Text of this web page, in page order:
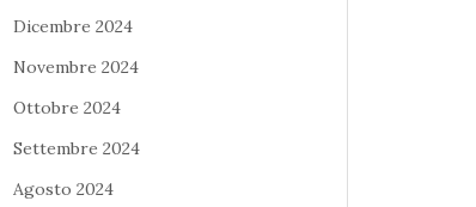
Dicembre 2024
Novembre 2024
Ottobre 2024
Settembre 2024
Agosto 2024